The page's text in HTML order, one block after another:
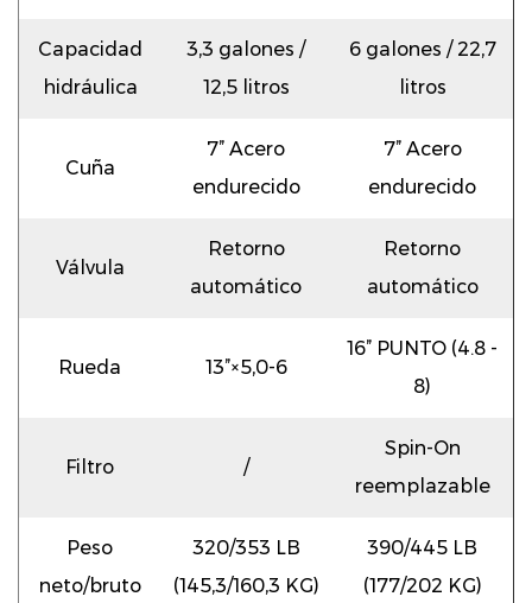
Capacidad
hidráulica
3,3 galones /
12,5 litros
6 galones / 22,7
litros
Cuña
7” Acero
endurecido
7” Acero
endurecido
Válvula
Retorno
automático
Retorno
automático
Rueda 13”×5,0-6
16” PUNTO (4.8 -
8)
Filtro /
Spin-On
reemplazable
Peso
neto/bruto
320/353 LB
(145,3/160,3 KG)
390/445 LB
(177/202 KG)